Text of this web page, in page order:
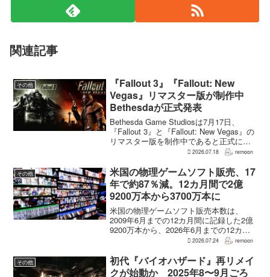
関連記事
その他
『Fallout 3』『Fallout: New
Vegas』リマスター版が制作中
Bethesdaが正式発表
Bethesda Game Studiosは7月17日、
『Fallout 3』と『Fallout: New Vegas』の
リマスター版を制作中であると正式に発
表した。同社は今後のプロジェクトを紹
が過去の『...
2026.07.18 remoon
その他
米国の物理ゲームソフト販売、17
年で約87％減。12カ月間で2億
9200万本から3700万本に
米国の物理ゲームソフト販売本数は、
2009年6月までの12カ月間に記録した2億
9200万本から、2026年6月までの12カ月
間には3700万本まで減少した。市場調査
2億5500万本、約87％の減...
2026.07.24 remoon
その他
初代『バイオハザード』再リメイ
クが始動か 2025年8〜9月ごろ